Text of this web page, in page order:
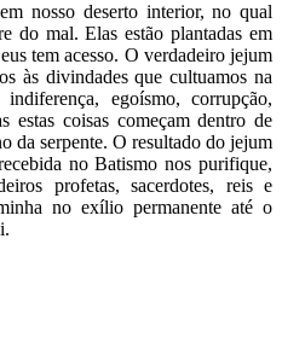
nosso deserto interior, no qual
do mal. Elas estão plantadas em
tem acesso. O verdadeiro jejum
às divindades que cultuamos na
egoísmo, corrupção,
estas coisas começam dentro de
da serpente. O resultado do jejum
no Batismo nos purifique,
profetas, sacerdotes, reis e
no exílio permanente até o